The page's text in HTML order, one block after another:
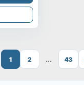
1 2 ... 43